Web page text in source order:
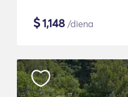
$1,148 /diena